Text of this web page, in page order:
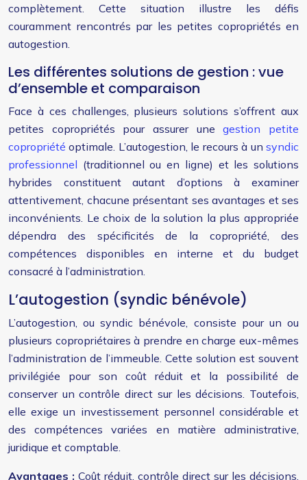
complètement. Cette situation illustre les défis
couramment rencontrés par les petites copropriétés en
autogestion.
Les différentes solutions de gestion : vue
d’ensemble et comparaison
Face à ces challenges, plusieurs solutions s’offrent aux
petites copropriétés pour assurer unegestion petite
copropriétéoptimale. L’autogestion, le recours à unsyndic
professionnel (traditionnel ou en ligne) et les solutions
hybrides constituent autant d’options à examiner
attentivement, chacune présentant ses avantages et ses
inconvénients. Le choix de la solution la plus appropriée
dépendra des spécificités de la copropriété, des
compétences disponibles en interne et du budget
consacré à l’administration.
L’autogestion (syndic bénévole)
L’autogestion, ou syndic bénévole, consiste pour un ou
plusieurs copropriétaires à prendre en charge eux-mêmes
l’administration de l’immeuble. Cette solution est souvent
privilégiée pour son coût réduit et la possibilité de
conserver un contrôle direct sur les décisions. Toutefois,
elle exige un investissement personnel considérable et
des compétences variées en matière administrative,
juridique et comptable.
Avantages : Coût réduit, contrôle direct sur les décisions,